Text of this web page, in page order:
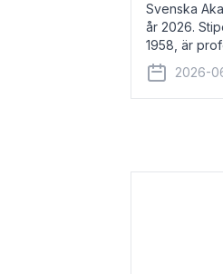
Svenska
år 2026.
1958, är
år 2000 på
2026-